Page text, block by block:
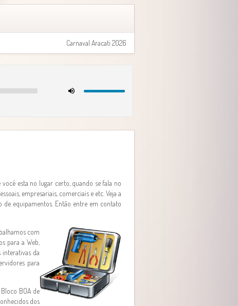
Carnaval Aracati 2026
esta no lugar certo, quando se fala no
empresariais, comerciais e etc. Veja a
de equipamentos. Então entre em contato
com
para a Web,
interativas da
para
BOA de
dos